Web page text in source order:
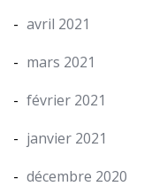
avril 2021
mars 2021
février 2021
janvier 2021
décembre 2020